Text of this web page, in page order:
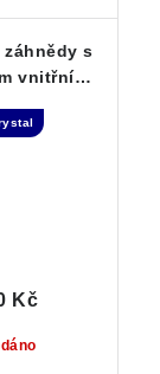
s
vnitřním
Kč